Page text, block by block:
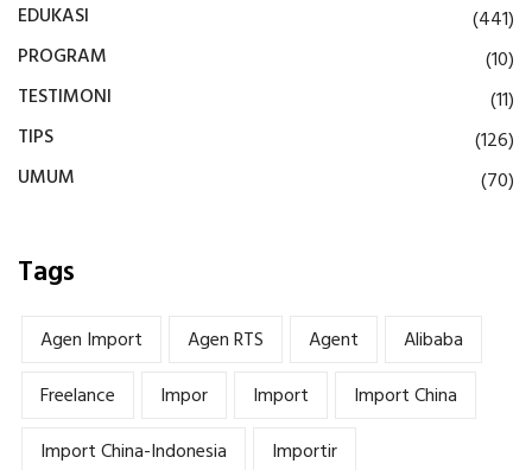
EDUKASI
(441)
PROGRAM
(10)
TESTIMONI
(11)
TIPS
(126)
UMUM
(70)
Tags
Agen Import Agen RTS Agent
Alibaba
Freelance
Impor Import
Import China
Import China-Indonesia
Importir